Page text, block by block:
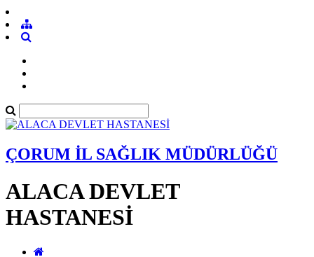
ÇORUM İL SAĞLIK MÜDÜRLÜĞÜ
ALACA DEVLET
HASTANESİ